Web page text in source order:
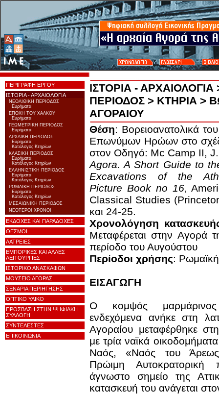
ΠΕΡΙΓΡΑΦΗ ΕΡΓΟΥ
ΙΣΤΟΡΙΑ - ΑΡΧΑΙΟΛΟΓΙΑ
ΝΕΟΛΙΘΙΚΗ ΠΕΡΙΟΔΟΣ
Ευρήματα
ΕΠΟΧΗ ΤΟΥ ΧΑΛΚΟΥ
Ευρήματα
ΓΕΩΜΕΤΡΙΚΗ ΠΕΡΙΟΔΟΣ
Ευρήματα
ΑΡΧΑΪΚΗ ΠΕΡΙΟΔΟΣ
Ευρήματα
Κατάλογος Κτηρίων
ΚΛΑΣΙΚΗ ΠΕΡΙΟΔΟΣ
Ευρήματα
Κατάλογος Κτηρίων
ΕΛΛΗΝΙΣΤΙΚΗ ΠΕΡΙΟΔΟΣ
Ευρήματα
Κατάλογος Κτηρίων
ΡΩΜΑΪΚΗ ΠΕΡΙΟΔΟΣ
Ευρήματα
Κατάλογος Κτηρίων
ΜΕΣΑΙΩΝΙΚΗ ΠΕΡΙΟΔΟΣ
ΝΕΟΤΕΡΟΙ ΧΡΟΝΟΙ
ΕΚΔΟΧΕΣ ΚΑΙ ΠΑΡΑΔΟΧΕΣ
ΘΕΣΜΟΙ
ΛΑΤΡΕΙΕΣ
ΕΜΠΟΡΙΚΕΣ ΚΑΙ ΑΛΛΕΣ
ΛΕΙΤΟΥΡΓΙΕΣ
ΙΣΤΟΡΙΚΟ ΑΝΑΣΚΑΦΩΝ
ΜΟΥΣΕΙΟ ΑΓΟΡΑΣ
ΣΕΝΑΡΙΑ ΠΕΡΙΗΓΗΣΗΣ
ΟΠΤΙΚΟ ΥΛΙΚΟ
ΠΡΟΣΒΑΣΗ ΣΤΗΝ ΨΗΦΙΑΚΗ
ΣΥΛΛΟΓΗ
ΣΥΝΤΕΛΕΣΤΕΣ
ΕΠΙΚΟΙΝΩΝΙΑ
ΙΣΤΟΡΙΑ - ΑΡΧΑΙΟΛΟΓΙΑ
ΠΕΡΙΟΔΟΣ > ΚΤΗΡΙΑ >
ΑΓΟΡΑΙΟΥ
Θέση: Bορειοανατολικά
Επωνύμων Ηρώων στο
στον Οδηγό: Μc Camp II,
Agora. A Short Guide to
Excavations of the
Picture Book no 16,
Classical Studies
και 24-25.
Χρονολόγηση
Μεταφέρεται στην Αγορά
περίοδο του Αυγούστου
Περίοδοι χρήσης: Ρωμαϊκή
ΕΙΣΑΓΩΓΗ
Ο κομψός
ενδεχόμενα ανήκε στη
Αγοραίου μεταφέρθηκε
με τρία ναϊκά
Ναός, «Nαός του
Πρώιμη Αυτοκρατορική
άγνωστο σημείο της
κατασκευή του ανάγεται